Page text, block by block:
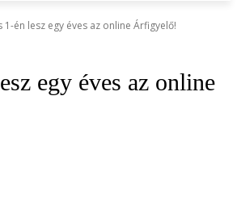
1-én lesz egy éves az online Árfigyelő!
egy éves az online